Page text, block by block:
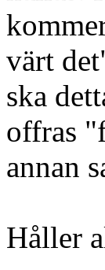
värt
ska
offras
annan
Håller